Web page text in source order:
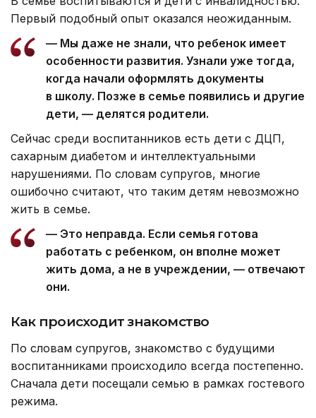
Первый подобный опыт оказался неожиданным.
— Мы даже не знали, что ребенок имеет
особенности развития. Узнали уже тогда,
когда начали оформлять документы
в школу. Позже в семье появились и другие
дети, — делятся родители.
Сейчас среди воспитанников есть дети с ДЦП,
сахарным диабетом и интеллектуальными
нарушениями. По словам супругов, многие
ошибочно считают, что таким детям невозможно
жить в семье.
— Это неправда. Если семья готова
работать с ребенком, он вполне может
жить дома, а не в учреждении, — отвечают
они.
Как происходит знакомство
По словам супругов, знакомство с будущими
воспитанниками происходило всегда постепенно.
Сначала дети посещали семью в рамках гостевого
режима.